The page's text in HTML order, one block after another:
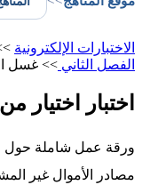
الاختبارات الإلكترونية >>
الفصل الثاني >> غسل
اختبار اختيار
ورقة عمل شاملة حول
مصادر الأموال غير